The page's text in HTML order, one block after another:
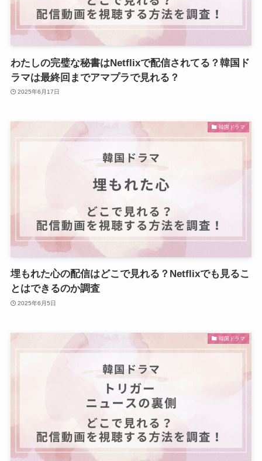
わたしの完璧な秘書はNetflixで配信されてる？韓国ド
ラマは最終回までアマプラで見れる？
2025年6月17日
韓国ドラマ
埋もれた心の配信はどこで見れる？Netflixでも見るこ
とはできるのか調査
2025年6月5日
韓国ドラマ